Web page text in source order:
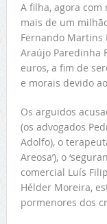
A filha, agora com
mais de um
Fernando Martins
Araújo Paredinha
euros, a fim de
e morais devido
Os arguidos
(os advogados
Adolfo), o
Areosa’), o
comercial Luís
Hélder Moreira,
pormenores dos